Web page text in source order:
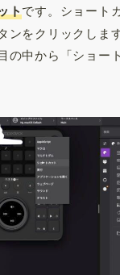
トです。ショート
ンをクリックしま
の中から「ショー